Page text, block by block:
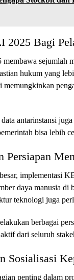
2025 Bagi
sejumlah
hukum yang
memungkinkan
antarinstansi
bisa lebih
Persiapan
implementasi
daya manusia di
teknologi juga
berbagai
dari seluruh
Sosialisasi
penting dalam